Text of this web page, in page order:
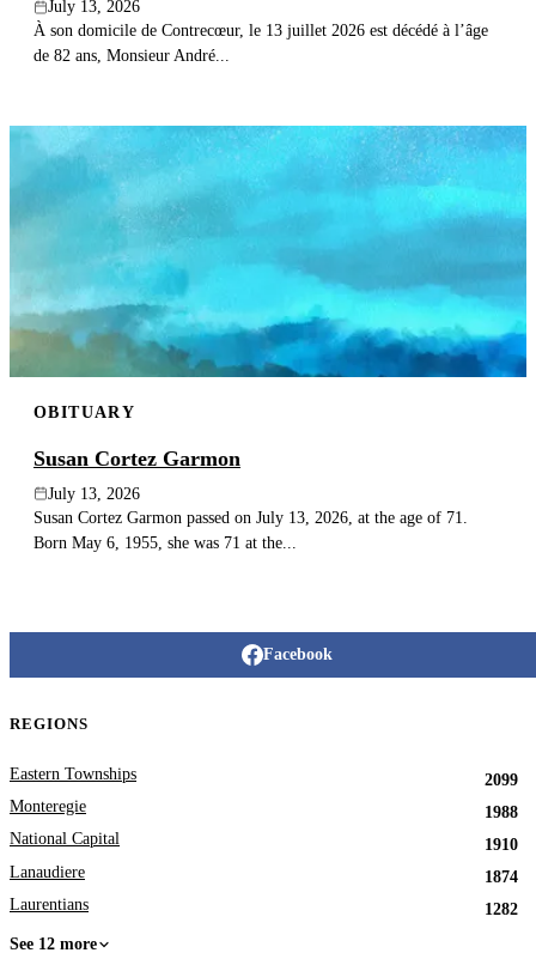
July 13, 2026
À son domicile de Contrecœur, le 13 juillet 2026 est décédé à l’âge
de 82 ans, Monsieur André...
OBITUARY
Susan Cortez Garmon
July 13, 2026
Susan Cortez Garmon passed on July 13, 2026, at the age of 71.
Born May 6, 1955, she was 71 at the...
Facebook
REGIONS
Eastern Townships
2099
Monteregie
1988
National Capital
1910
Lanaudiere
1874
Laurentians
1282
See 12 more